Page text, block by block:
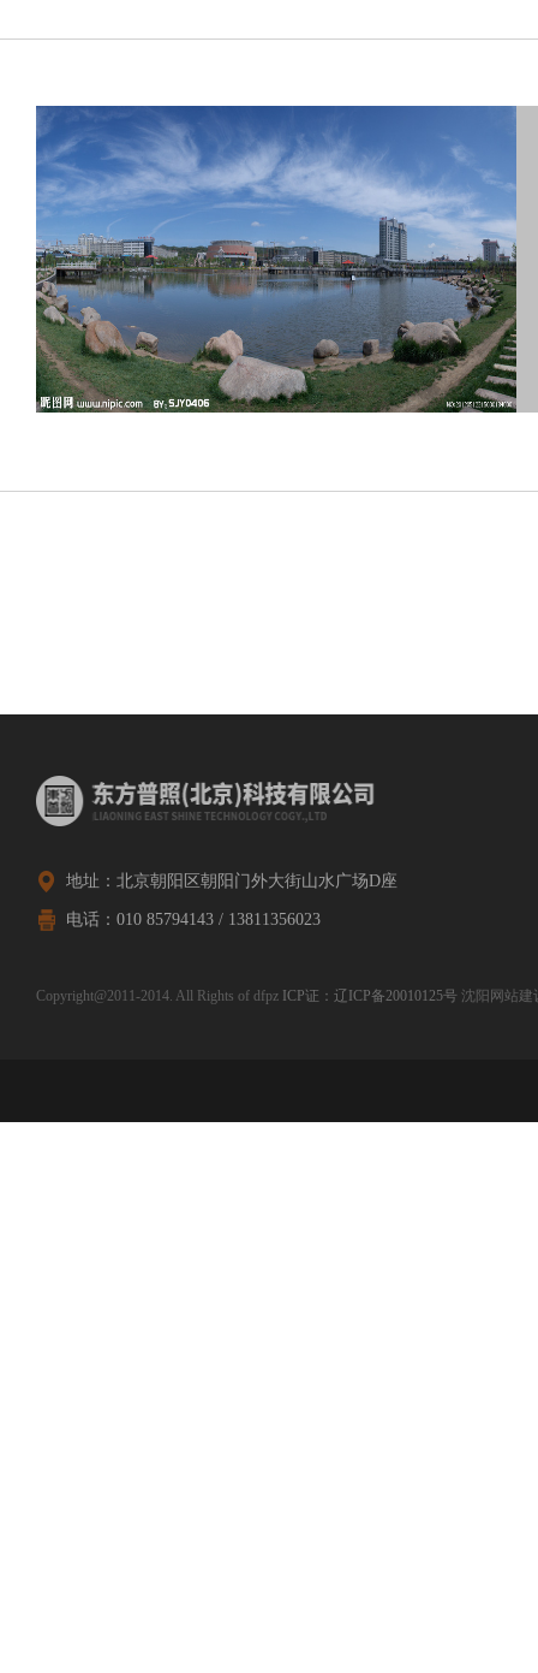
地址：北京朝阳区朝阳门外大街山水广场D座
电话：010 85794143 / 13811356023
Copyright@2011-2014. All Rights of dfpz ICP证：辽ICP备20010125号 沈阳网站建